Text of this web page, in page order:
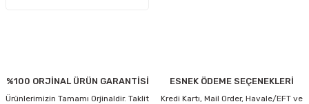
%100 ORJİNAL ÜRÜN GARANTİSİ
Ürünlerimizin Tamamı Orjinaldir. Taklit
ESNEK ÖDEME SEÇENEKLERİ
Kredi Kartı, Mail Order, Havale/EFT ve